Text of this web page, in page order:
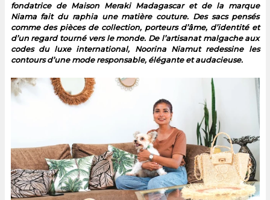
fondatrice de Maison Meraki Madagascar et de la marque
Niama fait du raphia une matière couture. Des sacs pensés
comme des pièces de collection, porteurs d’âme, d’identité et
d’un regard tourné vers le monde. De l’artisanat malgache aux
codes du luxe international, Noorina Niamut redessine les
contours d’une mode responsable, élégante et audacieuse.